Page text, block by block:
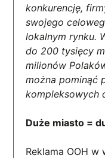
konkurencję,
swojego
lokalnym rynku.
do 200 tysięcy
milionów
można pominąć
kompleksowych
Duże miasto =
Reklama OOH